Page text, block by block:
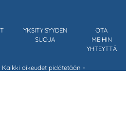
YKSITYISYYDEN
SUOJA
OTA
MEIHIN
YHTEYTTÄ
oikeudet pidätetään -